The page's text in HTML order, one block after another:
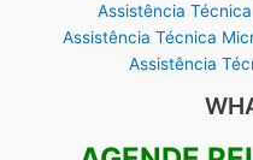
Assistência
Assistência Técnica
Assistência